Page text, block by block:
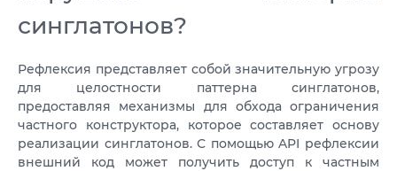
синглатонов?
Рефлексия представляет собой значительную угрозу
для целостности паттерна синглатонов,
предоставляя механизмы для обхода ограничения
частного конструктора, которое составляет основу
реализации синглатонов. С помощью API рефлексии
внешний код может получить доступ к частным